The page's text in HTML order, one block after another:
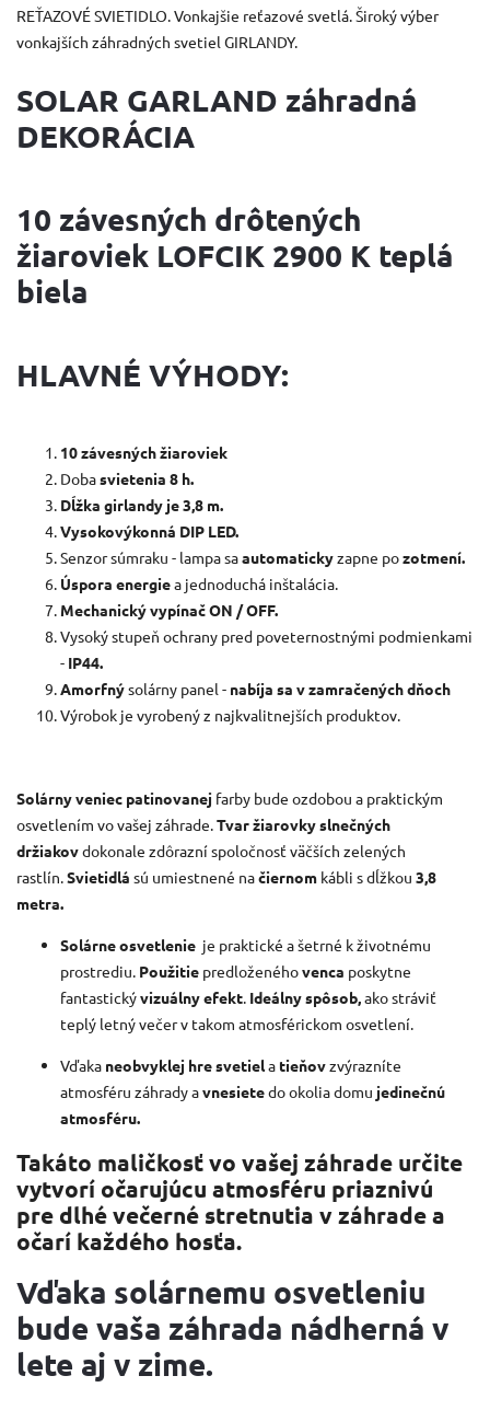
REŤAZOVÉ SVIETIDLO. Vonkajšie reťazové svetlá. Široký výber
vonkajších záhradných svetiel GIRLANDY.
SOLAR GARLAND záhradná
DEKORÁCIA
10 závesných drôtených
žiaroviek LOFCIK 2900 K teplá
biela
HLAVNÉ VÝHODY:
10 závesných žiaroviek
Dobasvietenia 8 h.
Dĺžka girlandy je 3,8 m.
Vysokovýkonná DIP LED.
Senzor súmraku - lampa saautomatickyzapne pozotmení.
Úspora energiea jednoduchá inštalácia.
Mechanický vypínač ON / OFF.
Vysoký stupeň ochrany pred poveternostnými podmienkami
- IP44.
Amorfnýsolárny panel - nabíja sa v zamračených dňoch
Výrobok je vyrobený z najkvalitnejších produktov.
Solárnyveniec patinovanej farby bude ozdobou a praktickým
osvetlením vo vašej záhrade. Tvar žiarovky slnečných
držiakovdokonale zdôrazní spoločnosť väčších zelených
rastlín. Svietidlá sú umiestnené načiernom kábli s dĺžkou 3,8
metra.
Solárne osvetlenie je praktické a šetrné k životnému
prostrediu. Použitie predloženéhovenca poskytne
fantastickývizuálny efekt Ideálny spôsob, ako stráviť
teplý letný večer v takom atmosférickom osvetlení.
Vďaka neobvyklej hre svetiela tieňovzvýrazníte
atmosféru záhrady avnesietedo okolia domu jedinečnú
atmosféru.
Takáto maličkosť vo vašej záhrade určite
vytvorí očarujúcu atmosféru priaznivú
pre dlhé večerné stretnutia v záhrade a
očarí každého hosťa.
Vďaka solárnemu osvetleniu
bude vaša záhrada nádherná v
lete aj v zime.